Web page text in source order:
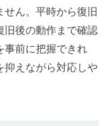
せん。平時から復旧
旧後の動作まで確認
事前に把握できれ
抑えながら対応しや